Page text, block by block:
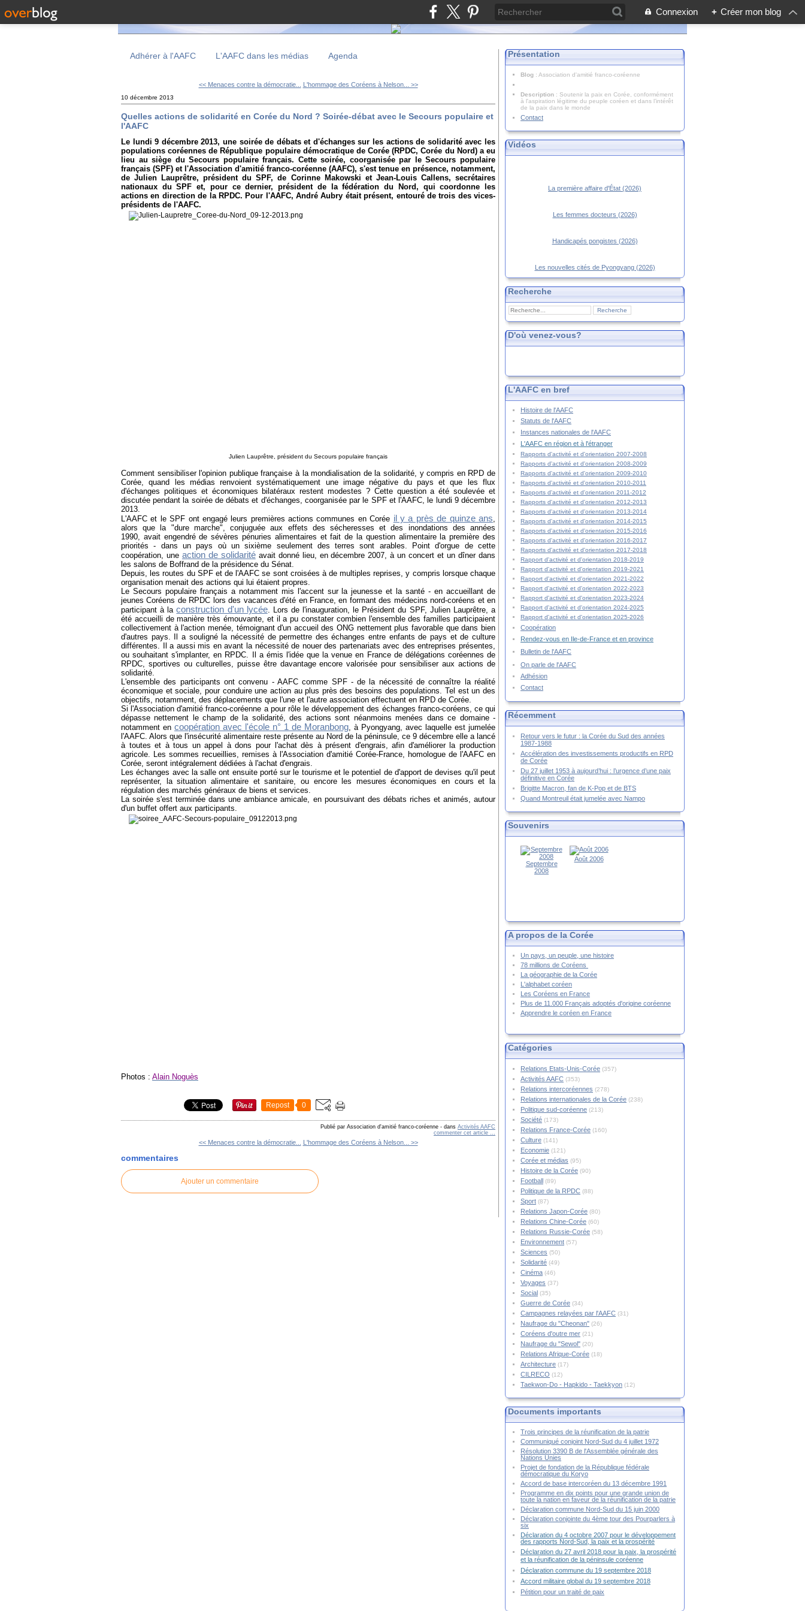
Connexion + Créer mon blog
Adhérer à l'AAFC L'AAFC dans les médias Agenda
<< Menaces contre la démocratie... L'hommage des Coréens à Nelson... >>
10 décembre 2013
Quelles actions de solidarité en Corée du Nord ? Soirée-débat avec le Secours populaire et
l'AAFC
Le lundi 9 décembre 2013, une soirée de débats et d'échanges sur les actions de solidarité avec les
populations coréennes de République populaire démocratique de Corée (RPDC, Corée du Nord) a eu
lieu au siège du Secours populaire français. Cette soirée, coorganisée par le Secours populaire
français (SPF) et l'Association d'amitié franco-coréenne (AAFC), s'est tenue en présence, notamment,
de Julien Lauprêtre, président du SPF, de Corinne Makowski et Jean-Louis Callens, secrétaires
nationaux du SPF et, pour ce dernier, président de la fédération du Nord, qui coordonne les
actions en direction de la RPDC. Pour l'AAFC, André Aubry était présent, entouré de trois des vices-
présidents de l'AAFC.
Julien Lauprêtre, président du Secours populaire français
Comment sensibiliser l'opinion publique française à la mondialisation de la solidarité, y compris en RPD de
Corée, quand les médias renvoient systématiquement une image négative du pays et que les flux
d'échanges politiques et économiques bilatéraux restent modestes ? Cette question a été soulevée et
discutée pendant la soirée de débats et d'échanges, coorganisée par le SPF et l'AAFC, le lundi 9 décembre
2013.
L'AAFC et le SPF ont engagé leurs premières actions communes en Corée il y a près de quinze ans,
alors que la "dure marche", conjuguée aux effets des sécheresses et des inondations des années
1990, avait engendré de sévères pénuries alimentaires et fait de la question alimentaire la première des
priorités - dans un pays où un sixième seulement des terres sont arables. Point d'orgue de cette
coopération, une action de solidaritéavait donné lieu, en décembre 2007, à un concert et un dîner dans
les salons de Boffrand de la présidence du Sénat.
Depuis, les routes du SPF et de l'AAFC se sont croisées à de multiples reprises, y compris lorsque chaque
organisation menait des actions qui lui étaient propres.
Le Secours populaire français a notamment mis l'accent sur la jeunesse et la santé - en accueillant de
jeunes Coréens de RPDC lors des vacances d'été en France, en formant des médecins nord-coréens et en
participant à laconstruction d'un lycée. Lors de l'inauguration, le Président du SPF, Julien Lauprêtre, a
été accueilli de manière très émouvante, et il a pu constater combien l'ensemble des familles participaient
collectivement à l'action menée, témoignant d'un accueil des ONG nettement plus favorable que dans bien
d'autres pays. Il a souligné la nécessité de permettre des échanges entre enfants de pays et de culture
différentes. Il a aussi mis en avant la nécessité de nouer des partenariats avec des entreprises présentes,
ou souhaitant s'implanter, en RPDC. Il a émis l'idée que la venue en France de délégations coréennes de
RPDC, sportives ou culturelles, puisse être davantage encore valorisée pour sensibiliser aux actions de
solidarité.
L'ensemble des participants ont convenu - AAFC comme SPF - de la nécessité de connaître la réalité
économique et sociale, pour conduire une action au plus près des besoins des populations. Tel est un des
objectifs, notamment, des déplacements que l'une et l'autre association effectuent en RPD de Corée.
Si l'Association d'amitié franco-coréenne a pour rôle le développement des échanges franco-coréens, ce qui
dépasse nettement le champ de la solidarité, des actions sont néanmoins menées dans ce domaine -
notamment en coopération avec l'école n° 1 de Moranbong, à Pyongyang, avec laquelle est jumelée
l'AAFC. Alors que l'insécurité alimentaire reste présente au Nord de la péninsule, ce 9 décembre elle a lancé
à toutes et à tous un appel à dons pour l'achat dès à présent d'engrais, afin d'améliorer la production
agricole. Les sommes recueillies, remises à l'Association d'amitié Corée-France, homologue de l'AAFC en
Corée, seront intégralement dédiées à l'achat d'engrais.
Les échanges avec la salle ont ensuite porté sur le tourisme et le potentiel de d'apport de devises qu'il peut
représenter, la situation alimentaire et sanitaire, ou encore les mesures économiques en cours et la
régulation des marchés généraux de biens et services.
La soirée s'est terminée dans une ambiance amicale, en poursuivant des débats riches et animés, autour
d'un buffet offert aux participants.
Photos : Alain Noguès
Repost 0
Publié par Association d'amitié franco-coréenne - dans Activités AAFC
commenter cet article …
<< Menaces contre la démocratie... L'hommage des Coréens à Nelson... >>
commentaires
Ajouter un commentaire
Présentation
Blog : Association d'amitié franco-coréenne
Description : Soutenir la paix en Corée, conformément
à l'aspiration légitime du peuple coréen et dans l’intérêt
de la paix dans le monde
Contact
Vidéos
La première affaire d'État (2026)
Les femmes docteurs (2026)
Handicapés pongistes (2026)
Les nouvelles cités de Pyongyang (2026)
Recherche
D'où venez-vous?
L'AAFC en bref
Histoire de l'AAFC
Statuts de l'AAFC
Instances nationales de l'AAFC
L'AAFC en région et à l'étranger
Rapports d'activité et d'orientation 2007-2008
Rapports d'activité et d'orientation 2008-2009
Rapports d'activité et d'orientation 2009-2010
Rapports d'activité et d'orientation 2010-2011
Rapports d'activité et d'orientation 2011-2012
Rapports d'activité et d'orientation 2012-2013
Rapports d'activité et d'orientation 2013-2014
Rapports d'activité et d'orientation 2014-2015
Rapports d'activité et d'orientation 2015-2016
Rapports d'activité et d'orientation 2016-2017
Rapports d'activité et d'orientation 2017-2018
Rapport d'activité et d'orientation 2018-2019
Rapport d'activité et d'orientation 2019-2021
Rapport d'activité et d'orientation 2021-2022
Rapport d'activité et d'orientation 2022-2023
Rapport d'activité et d'orientation 2023-2024
Rapport d'activité et d'orientation 2024-2025
Rapport d'activité et d'orientation 2025-2026
Coopération
Rendez-vous en Ile-de-France et en province
Bulletin de l'AAFC
On parle de l'AAFC
Adhésion
Contact
Récemment
Retour vers le futur : la Corée du Sud des années
1987-1988
Accélération des investissements productifs en RPD
de Corée
Du 27 juillet 1953 à aujourd’hui : l’urgence d’une paix
définitive en Corée
Brigitte Macron, fan de K-Pop et de BTS
Quand Montreuil était jumelée avec Nampo
Souvenirs
Septembre
2008
Août 2006
A propos de la Corée
Un pays, un peuple, une histoire
78 millions de Coréens
La géographie de la Corée
L'alphabet coréen
Les Coréens en France
Plus de 11.000 Français adoptés d'origine coréenne
Apprendre le coréen en France
Catégories
Relations Etats-Unis-Corée (357)
Activités AAFC (353)
Relations intercoréennes (278)
Relations internationales de la Corée (238)
Politique sud-coréenne (213)
Société (173)
Relations France-Corée (160)
Culture (141)
Economie (121)
Corée et médias (95)
Histoire de la Corée (90)
Football (89)
Politique de la RPDC (88)
Sport (87)
Relations Japon-Corée (80)
Relations Chine-Corée (60)
Relations Russie-Corée (58)
Environnement (57)
Sciences (50)
Solidarité (49)
Cinéma (46)
Voyages (37)
Social (35)
Guerre de Corée (34)
Campagnes relayées par l'AAFC (31)
Naufrage du "Cheonan" (26)
Coréens d'outre mer (21)
Naufrage du "Sewol" (20)
Relations Afrique-Corée (18)
Architecture (17)
CILRECO (12)
Taekwon-Do - Hapkido - Taekkyon (12)
Documents importants
Trois principes de la réunification de la patrie
Communiqué conjoint Nord-Sud du 4 juillet 1972
Résolution 3390 B de l'Assemblée générale des
Nations Unies
Projet de fondation de la République fédérale
démocratique du Koryo
Accord de base intercoréen du 13 décembre 1991
Programme en dix points pour une grande union de
toute la nation en faveur de la réunification de la patrie
Déclaration commune Nord-Sud du 15 juin 2000
Déclaration conjointe du 4ème tour des Pourparlers à
six
Déclaration du 4 octobre 2007 pour le développement
des rapports Nord-Sud, la paix et la prospérité
Déclaration du 27 avril 2018 pour la paix, la prospérité
et la réunification de la péninsule coréenne
Déclaration commune du 19 septembre 2018
Accord militaire global du 19 septembre 2018
Pétition pour un traité de paix